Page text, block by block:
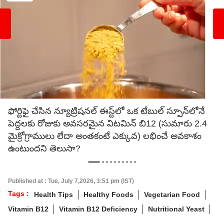
ఫోర్టిఫై చేసిన న్యూట్రిషనల్ ఈస్ట్‌లో ఒక టేబుల్ స్పూన్‌లోనే
పెద్దలకు రోజుకు అవసరమైన విటమిన్ బి12 (సుమారు 2.4
మైక్రోగ్రాములు లేదా అంతకంటే ఎక్కువ) లభించే అవకాశం
ఉంటుందని తెలుసా?
Published at : Tue, July 7,2026, 3:51 pm (IST)
Tags : Health Tips Healthy Foods
Vegetarian Food
Vitamin B12
Vitamin B12 Deficiency
Nutritional Yeast